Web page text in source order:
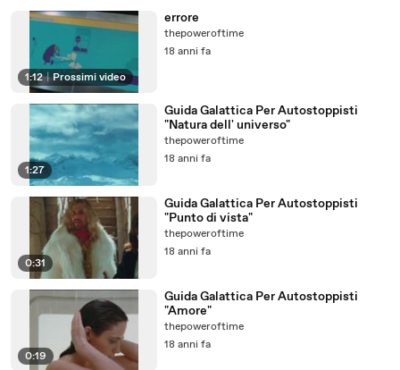
1:12 | Prossimi video
errore
thepoweroftime
18 anni fa
1:27
Guida Galattica Per Autostoppisti
"Natura dell' universo"
thepoweroftime
18 anni fa
0:31
Guida Galattica Per Autostoppisti
"Punto di vista"
thepoweroftime
18 anni fa
0:19
Guida Galattica Per Autostoppisti
"Amore"
thepoweroftime
18 anni fa